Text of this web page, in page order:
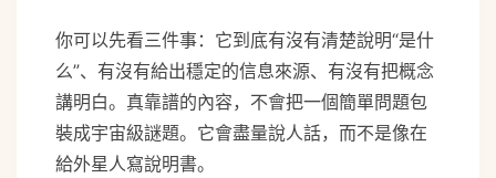
你可以先看三件事：它到底有沒有清楚說明“是什
么”、有沒有給出穩定的信息來源、有沒有把概念
講明白。真靠譜的內容，不會把一個簡單問題包
裝成宇宙級謎題。它會盡量說人話，而不是像在
給外星人寫說明書。